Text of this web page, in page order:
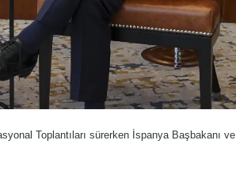
Toplantıları sürerken İspanya Başbakanı ve